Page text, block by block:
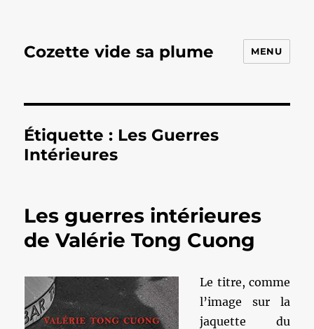
Cozette vide sa plume MENU
Étiquette : Les Guerres
Intérieures
Les guerres intérieures
de Valérie Tong Cuong
Le titre, comme
l’image sur la
jaquette du